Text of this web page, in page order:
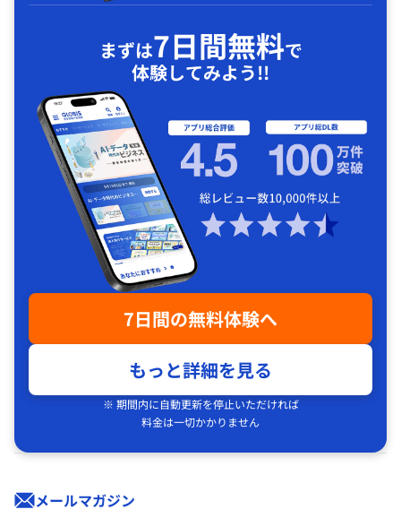
まずは7日間無料で
体験してみよう!!
7日間の無料体験へ
もっと詳細を見る
※ 期間内に自動更新を停止いただければ
料金は一切かかりません
メールマガジン